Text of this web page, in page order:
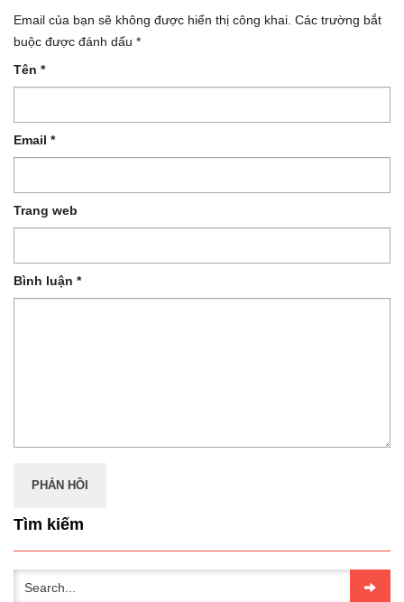
Email của bạn sẽ không được hiển thị công khai. Các trường bắt
buộc được đánh dấu *
Tên *
Email *
Trang web
Bình luận *
Tìm kiếm